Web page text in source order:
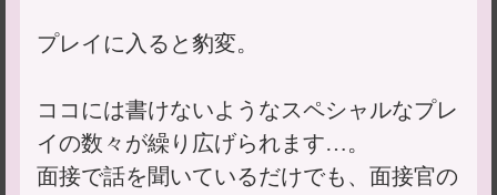
プレイに入ると豹変。
ココには書けないようなスペシャルなプレ
イの数々が繰り広げられます…。
面接で話を聞いているだけでも、面接官の